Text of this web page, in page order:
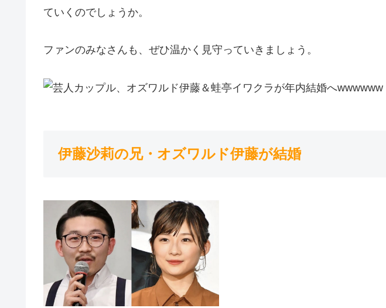
ていくのでしょうか。
ファンのみなさんも、ぜひ温かく見守っていきましょう。
伊藤沙莉の兄・オズワルド伊藤が結婚